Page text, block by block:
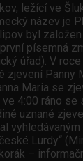
ležící ve
název je
byl
písemná
úřad). V
zjevení Panny
Maria se
4:00 ráno se
uznané
Lurdy“
–